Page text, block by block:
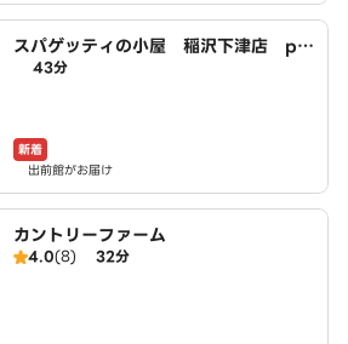
スパゲッティの小屋 稲沢下津店 po
wered by LAWSON
43分
新着
出前館がお届け
カントリーファーム
4.0(8) 32分